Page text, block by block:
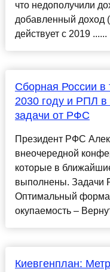
что недополучили
добавленный
действует с 2019 ......
Сборная России
2030 году и РПЛ
задачи от РФС
Президент РФС
внеочередной
которые в
выполнены. Задачи
Оптимальный
окупаемость –
Киевгенплан: